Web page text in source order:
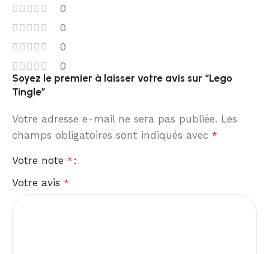
0
0
0
0
Soyez le premier à laisser votre avis sur “Lego
Tingle”
Votre adresse e-mail ne sera pas publiée. Les
champs obligatoires sont indiqués avec *
Votre note *
Votre avis *